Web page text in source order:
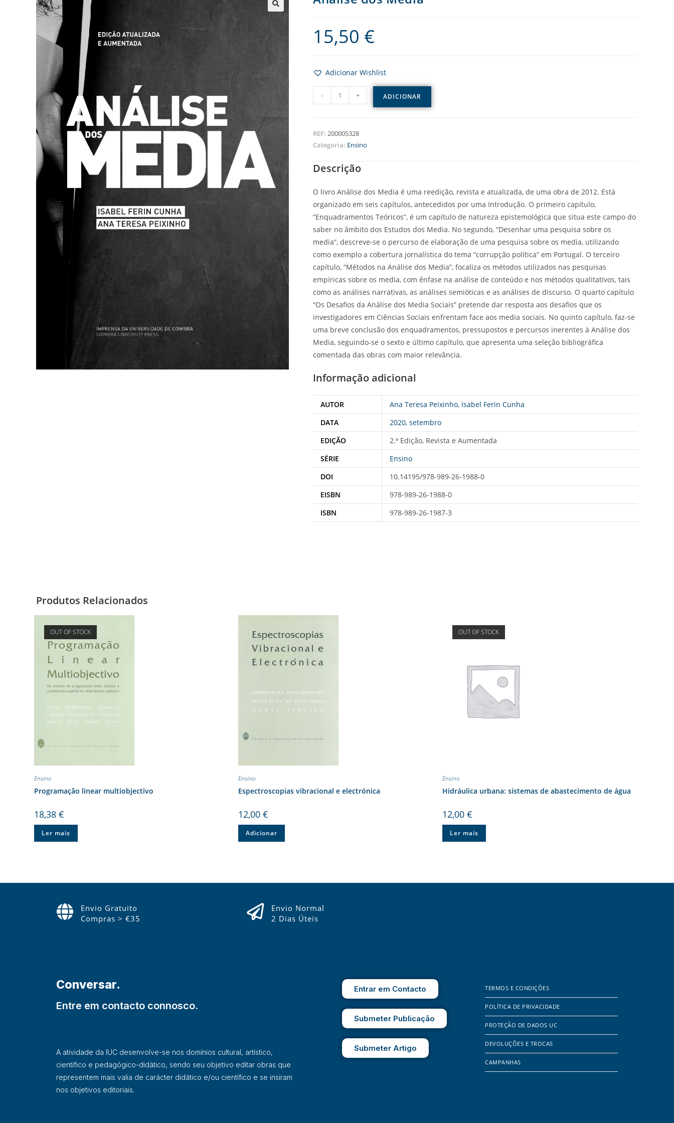
15,50 €
Adicionar Wishlist
- + ADICIONAR
REF: 200005328
Categoria: Ensino
Descrição
O livro Análise dos Media é uma reedição, revista e atualizada, de uma obra de 2012. Está
organizado em seis capítulos, antecedidos por uma Introdução. O primeiro capítulo,
“Enquadramentos Teóricos”, é um capítulo de natureza epistemológica que situa este campo do
saber no âmbito dos Estudos dos Media. No segundo, “Desenhar uma pesquisa sobre os
media”, descreve-se o percurso de elaboração de uma pesquisa sobre os media, utilizando
como exemplo a cobertura jornalística do tema “corrupção política” em Portugal. O terceiro
capítulo, “Métodos na Análise dos Media”, focaliza os métodos utilizados nas pesquisas
empíricas sobre os media, com ênfase na análise de conteúdo e nos métodos qualitativos, tais
como as análises narrativas, as análises semióticas e as análises de discurso. O quarto capítulo
“Os Desafios da Análise dos Media Sociais” pretende dar resposta aos desafios que os
investigadores em Ciências Sociais enfrentam face aos media sociais. No quinto capítulo, faz-se
uma breve conclusão dos enquadramentos, pressupostos e percursos inerentes à Análise dos
Media, seguindo-se o sexto e último capítulo, que apresenta uma seleção bibliográfica
comentada das obras com maior relevância.
Informação adicional
AUTOR Ana Teresa Peixinho, Isabel Ferin Cunha
DATA
2020, setembro
EDIÇÃO
2.ª Edição, Revista e Aumentada
SÉRIE
Ensino
DOI
10.14195/978-989-26-1988-0
EISBN
978-989-26-1988-0
ISBN
978-989-26-1987-3
Produtos Relacionados
OUT OF STOCK
Ensino
Programação linear multiobjectivo
18,38€
Ler mais
Ensino
Espectroscopias vibracional e electrónica
12,00 €
Adicionar
OUT OF STOCK
Ensino
Hidráulica urbana: sistemas de abastecimento de água
12,00 €
Ler mais
Envio Gratuito
Compras > €35
Envio Normal
2 Dias Úteis
Conversar.
Entre em contacto connosco.
A atividade da IUC desenvolve-se nos domínios cultural, artístico,
científico e pedagógico-didático, sendo seu objetivo editar obras que
representem mais valia de carácter didático e/ou científico e se insiram
nos objetivos editoriais.
Entrar em Contacto
Submeter Publicação
Submeter Artigo
TERMOS E CONDIÇÕES
POLÍTICA DE PRIVACIDADE
PROTEÇÃO DE DADOS UC
DEVOLUÇÕES E TROCAS
CAMPANHAS